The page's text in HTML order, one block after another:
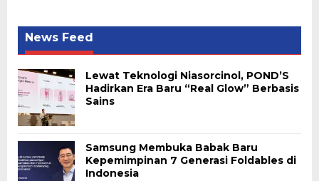
News Feed
Lewat Teknologi Niasorcinol, POND’S
Hadirkan Era Baru “Real Glow” Berbasis
Sains
Samsung Membuka Babak Baru
Kepemimpinan 7 Generasi Foldables di
Indonesia